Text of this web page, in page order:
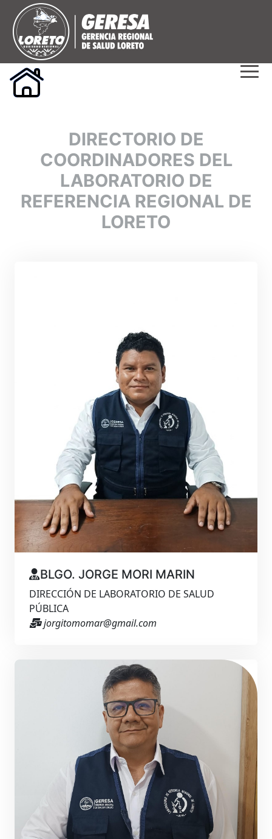
DIRECTORIO DE
COORDINADORES DEL
LABORATORIO DE
REFERENCIA REGIONAL DE
LORETO
BLGO. JORGE MORI MARIN
DIRECCIÓN DE LABORATORIO DE SALUD
PÚBLICA
jorgitomomar@gmail.com